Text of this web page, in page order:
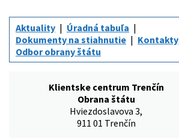
Aktuality
Úradná tabuľa
Dokumenty na stiahnutie
Kontakty
Odbor obrany štátu
Klientske centrum Trenčín
Obrana štátu
Hviezdoslavova 3,
911 01 Trenčín